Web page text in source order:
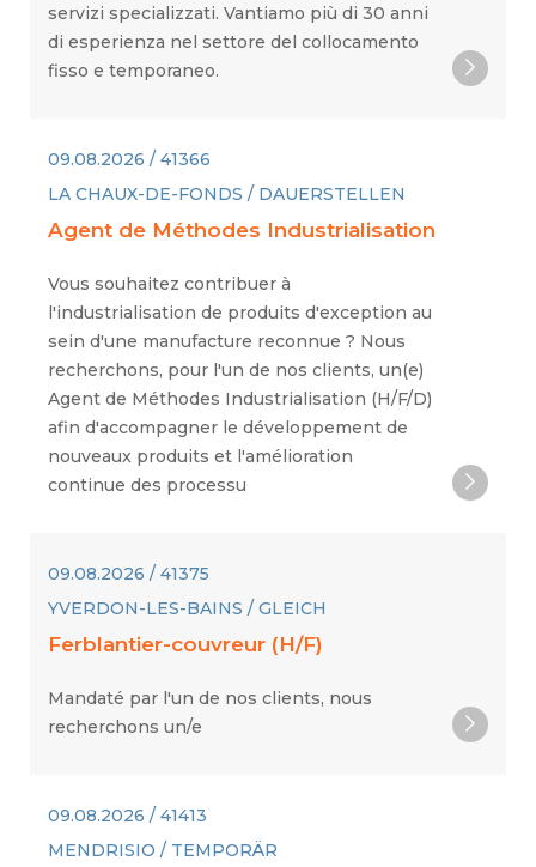
servizi specializzati. Vantiamo più di 30 anni
di esperienza nel settore del collocamento
fisso e temporaneo.
09.08.2026 / 41366
LA CHAUX-DE-FONDS / DAUERSTELLEN
Agent de Méthodes Industrialisation
Vous souhaitez contribuer à
l'industrialisation de produits d'exception au
sein d'une manufacture reconnue ? Nous
recherchons, pour l'un de nos clients, un(e)
Agent de Méthodes Industrialisation (H/F/D)
afin d'accompagner le développement de
nouveaux produits et l'amélioration
continue des processu
09.08.2026 / 41375
YVERDON-LES-BAINS / GLEICH
Ferblantier-couvreur (H/F)
Mandaté par l'un de nos clients, nous
recherchons un/e
09.08.2026 / 41413
MENDRISIO / TEMPORÄR